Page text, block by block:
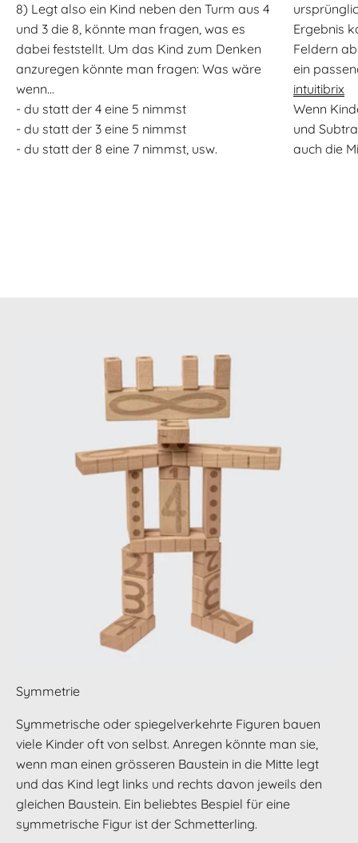
8) Legt also ein Kind neben den Turm aus 4
und 3 die 8, könnte man fragen, was es
dabei feststellt. Um das Kind zum Denken
anzuregen könnte man fragen: Was wäre
wenn…
- du statt der 4 eine 5 nimmst
- du statt der 3 eine 5 nimmst
- du statt der 8 eine 7 nimmst, usw.
Ergebnis
Feldern
ein
intuitibrix
Wenn
und
auch die
Symmetrie
Symmetrische oder spiegelverkehrte Figuren bauen
viele Kinder oft von selbst. Anregen könnte man sie,
wenn man einen grösseren Baustein in die Mitte legt
und das Kind legt links und rechts davon jeweils den
gleichen Baustein. Ein beliebtes Bespiel für eine
symmetrische Figur ist der Schmetterling.